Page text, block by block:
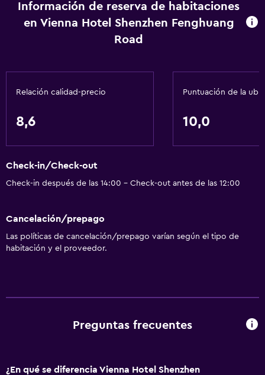
Información de reserva de habitaciones
en Vienna Hotel Shenzhen Fenghuang
Road
Relación calidad-precio
8,6
Puntuación de la
10,0
Check-in/Check-out
Check-in después de las 14:00 - Check-out antes de las 12:00
Cancelación/prepago
Las políticas de cancelación/prepago varían según el tipo de
habitación y el proveedor.
Preguntas frecuentes
¿En qué se diferencia Vienna Hotel Shenzhen